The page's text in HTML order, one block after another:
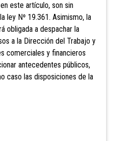
este artículo, son sin
ley Nº 19.361. Asimismo, la
obligada a despachar la
a la Dirección del Trabajo y
comerciales y financieros
antecedentes públicos,
caso las disposiciones de la